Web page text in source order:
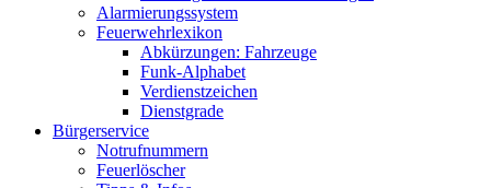
Alarmierungssystem
Feuerwehrlexikon
Abkürzungen: Fahrzeuge
Funk-Alphabet
Verdienstzeichen
Dienstgrade
Bürgerservice
Notrufnummern
Feuerlöscher